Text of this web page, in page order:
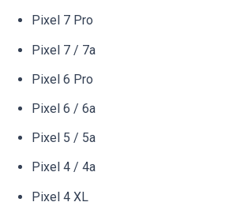
Pixel 7 Pro
Pixel 7 / 7a
Pixel 6 Pro
Pixel 6 / 6a
Pixel 5 / 5a
Pixel 4 / 4a
Pixel 4 XL